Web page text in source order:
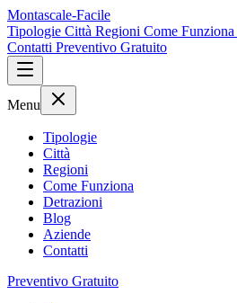
Montascale-Facile
Tipologie Città Regioni Come Funziona
Contatti Preventivo Gratuito
Menu
Tipologie
Città
Regioni
Come Funziona
Detrazioni
Blog
Aziende
Contatti
Preventivo Gratuito